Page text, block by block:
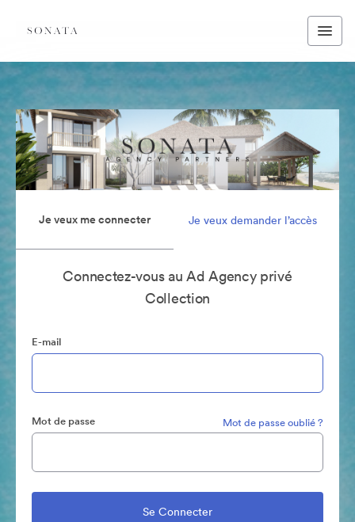
Je veux me connecter Je veux demander l’accès
Connectez-vous au Ad Agency privé
Collection
E-mail
Mot de passe Mot de passe oublié ?